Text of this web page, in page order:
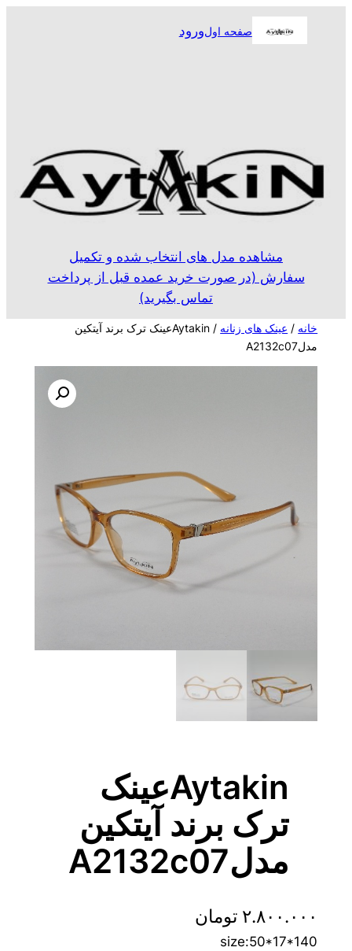
صفحه اولورود
مشاهده مدل های انتخاب شده و تکمیل
سفارش (در صورت خرید عمده قبل از پرداخت
تماس بگیرید)
خانه / عینک های زنانه
/ Aytakinعینک ترک برند آیتکین
مدلA2132c07
Aytakinعینک
ترک برند آیتکین
مدلA2132c07
۲.۸۰۰.۰۰۰ تومان
size:50*17*140